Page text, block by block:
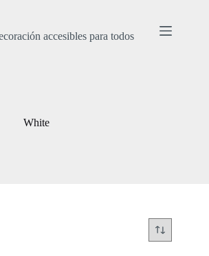
accesibles para todos
White